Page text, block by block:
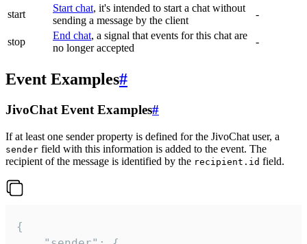
start
Start chat, it's intended to start a chat without
sending a message by the client
-
stop
End chat, a signal that events for this chat are
no longer accepted
-
Event Examples#
JivoChat Event Examples#
If at least one sender property is defined for the JivoChat user, a
sender field with this information is added to the event. The
recipient of the message is identified by the recipient.id field.
{